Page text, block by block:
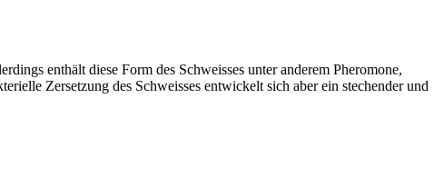
enthält diese Form des Schweisses unter anderem Pheromone,
Zersetzung des Schweisses entwickelt sich aber ein stechender und